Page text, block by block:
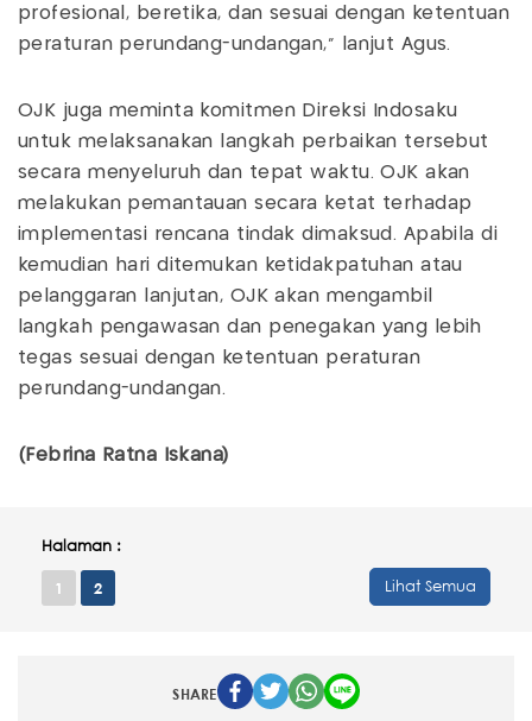
profesional, beretika, dan sesuai dengan ketentuan
peraturan perundang-undangan," lanjut Agus.
OJK juga meminta komitmen Direksi Indosaku
untuk melaksanakan langkah perbaikan tersebut
secara menyeluruh dan tepat waktu. OJK akan
melakukan pemantauan secara ketat terhadap
implementasi rencana tindak dimaksud. Apabila di
kemudian hari ditemukan ketidakpatuhan atau
pelanggaran lanjutan, OJK akan mengambil
langkah pengawasan dan penegakan yang lebih
tegas sesuai dengan ketentuan peraturan
perundang-undangan.
(Febrina Ratna Iskana)
Halaman :
1 2 Lihat Semua
SHARE